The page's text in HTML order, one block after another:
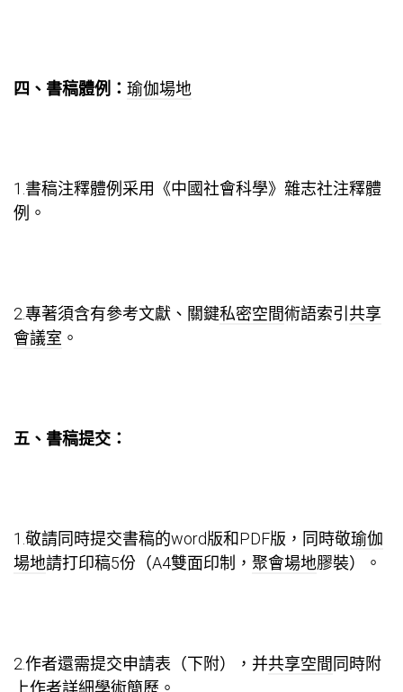
四、書稿體例： 瑜伽場地
1.書稿注釋體例采用《中國社會科學》雜志社注釋體
例。
2.專著須含有參考文獻、關鍵私密空間術語索引 共享
會議室 。
五、書稿提交：
1.敬請同時提交書稿的word版和PDF版，同時敬瑜伽
場地請打印稿5份（A4雙面印制， 聚會場地膠裝）。
2.作者還需提交申請表（下附），并共享空間同時附
上作者詳細學術簡歷。